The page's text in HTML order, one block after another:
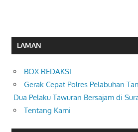
LAMAN
BOX REDAKSI
Gerak Cepat Polres Pelabuhan
Dua Pelaku Tawuran Bersajam di
Tentang Kami